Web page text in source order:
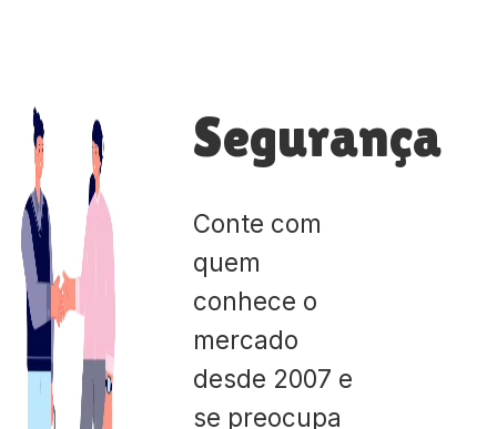
Segurança
Conte com
quem
conhece o
mercado
desde 2007 e
se preocupa